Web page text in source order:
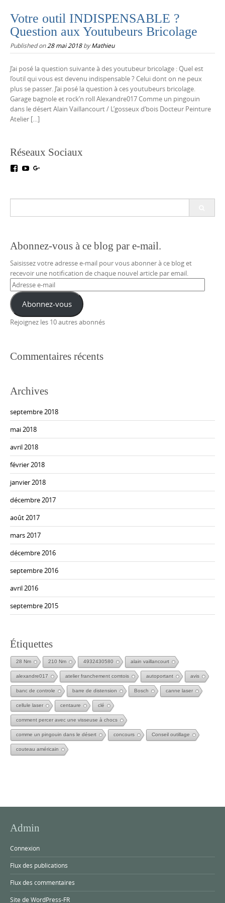
Votre outil INDISPENSABLE ?
Question aux Youtubeurs Bricolage
Published on28 mai 2018byMathieu
J’ai posé la question suivante à des youtubeur bricolage : Quel est
l’outil qui vous est devenu indispensable ? Celui dont on ne peux
plus se passer. J’ai posé la question à ces youtubeurs bricolage.
Garage bagnole et rock’n roll Alexandre017 Comme un pingouin
dans le désert Alain Vaillancourt / L’gosseux d’bois Docteur Peinture
Atelier […]
Réseaux Sociaux
Voir
testoutillage
Facebook
Voir
UC5crr0I4Ey688Hu1IMBwWRA
YouTube
+Test-
sur
Abonnez-vous à ce blog par e-mail.
Saisissez votre adresse e-mail pour vous abonner à ce blog et
recevoir une notification de chaque nouvel article par email.
Adresse
e-
mail Abonnez-vous
Rejoignez les 10 autres abonnés
Commentaires récents
Archives
septembre 2018
mai 2018
avril 2018
février 2018
janvier 2018
décembre 2017
août 2017
mars 2017
décembre 2016
septembre 2016
avril 2016
septembre 2015
Étiquettes
28 Nm 210 Nm 4932430580 alain vaillancourt
alexandre017 atelier franchement comtois autoportant avis
banc de controle barre de distension Bosch canne laser
cellule laser centaure clé
comment percer avec une visseuse à chocs
comme un pingouin dans le désert concours Conseil outillage
couteau américain
Admin
Connexion
Flux des publications
Flux des commentaires
Site de WordPress-FR